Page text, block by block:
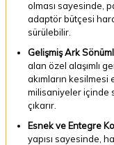
olması sayesinde,
adaptör bütçesi
sürülebilir.
Gelişmiş Ark
alan özel alaşımlı
akımların kesilmesi
milisaniyeler içinde
çıkarır.
Esnek ve Entegre
yapısı sayesinde,